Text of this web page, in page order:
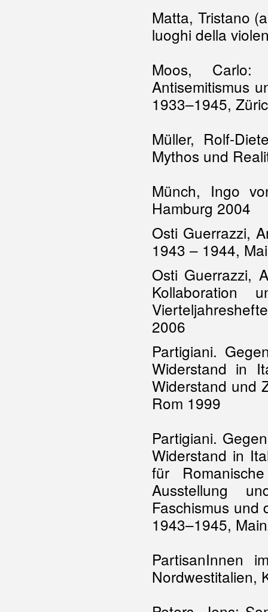
Matta, Tristano
luoghi della
Moos, Carlo:
Antisemitismus
1933–1945,
Müller, Rolf-
Mythos und
Münch, Ingo
Hamburg 2004
Osti Guerrazzi,
1943 – 1944,
Osti Guerrazzi,
Kollaboration
2006
Partigiani.
Widerstand in
Widerstand und
Rom 1999
Partigiani.
Widerstand in
für
Ausstellung
Faschismus und
1943–1945,
PartisanInnen
Nordwestitalien,